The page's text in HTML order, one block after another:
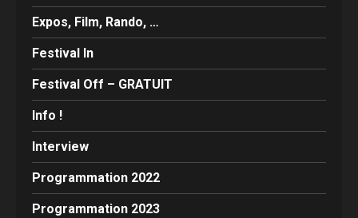
Expos, Film, Rando, …
Festival In
Festival Off – GRATUIT
Info !
Interview
Programmation 2022
Programmation 2023